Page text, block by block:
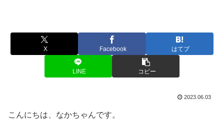
X Facebook はてブ
LINE コピー
2023.06.03
こんにちは、なかちゃんです。